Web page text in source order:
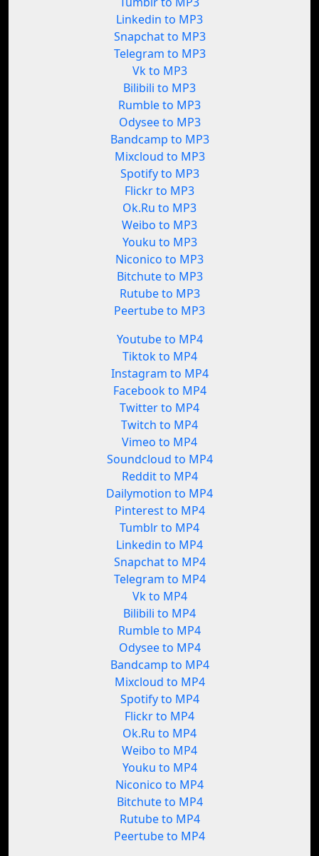
Linkedin to MP3
Snapchat to MP3
Telegram to MP3
Vk to MP3
Bilibili to MP3
Rumble to MP3
Odysee to MP3
Bandcamp to MP3
Mixcloud to MP3
Spotify to MP3
Flickr to MP3
Ok.Ru to MP3
Weibo to MP3
Youku to MP3
Niconico to MP3
Bitchute to MP3
Rutube to MP3
Peertube to MP3
Youtube to MP4
Tiktok to MP4
Instagram to MP4
Facebook to MP4
Twitter to MP4
Twitch to MP4
Vimeo to MP4
Soundcloud to MP4
Reddit to MP4
Dailymotion to MP4
Pinterest to MP4
Tumblr to MP4
Linkedin to MP4
Snapchat to MP4
Telegram to MP4
Vk to MP4
Bilibili to MP4
Rumble to MP4
Odysee to MP4
Bandcamp to MP4
Mixcloud to MP4
Spotify to MP4
Flickr to MP4
Ok.Ru to MP4
Weibo to MP4
Youku to MP4
Niconico to MP4
Bitchute to MP4
Rutube to MP4
Peertube to MP4